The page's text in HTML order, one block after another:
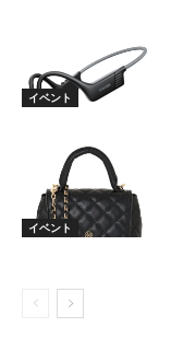
イベント
イベント